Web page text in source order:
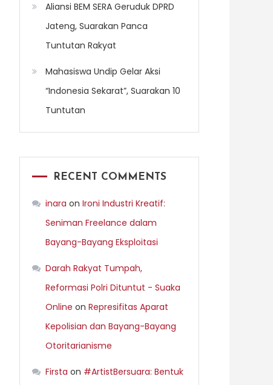
Aliansi BEM SERA Geruduk DPRD
Jateng, Suarakan Panca
Tuntutan Rakyat
Mahasiswa Undip Gelar Aksi
“Indonesia Sekarat”, Suarakan 10
Tuntutan
RECENT COMMENTS
inara on Ironi Industri Kreatif:
Seniman Freelance dalam
Bayang-Bayang Eksploitasi
Darah Rakyat Tumpah,
Reformasi Polri Dituntut - Suaka
Online on Represifitas Aparat
Kepolisian dan Bayang-Bayang
Otoritarianisme
Firsta on #ArtistBersuara: Bentuk